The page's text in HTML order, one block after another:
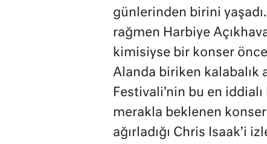
günlerinden birini
rağmen Harbiye
kimisiyse bir konser
Alanda biriken kalabalık
Festivali’nin bu en
merakla beklenen
ağırladığı Chris Isaak’i